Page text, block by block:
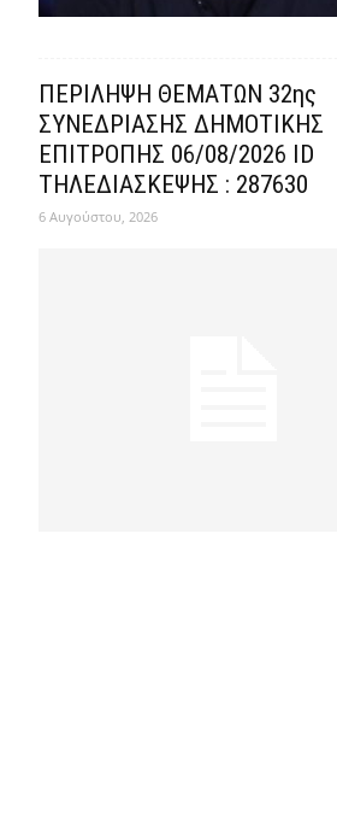
ΠΕΡΙΛΗΨΗ ΘΕΜΑΤΩΝ 32ης
ΣΥΝΕΔΡΙΑΣΗΣ ΔΗΜΟΤΙΚΗΣ
ΕΠΙΤΡΟΠΗΣ 06/08/2026 ID
ΤΗΛΕΔΙΑΣΚΕΨΗΣ : 287630
6 Αυγούστου, 2026